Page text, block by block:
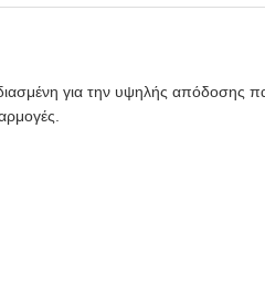
για την υψηλής